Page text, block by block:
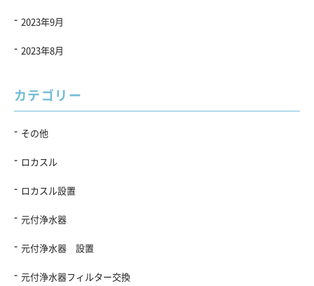
2023年9月
2023年8月
カテゴリー
その他
ロカスル
ロカスル設置
元付浄水器
元付浄水器 設置
元付浄水器フィルター交換